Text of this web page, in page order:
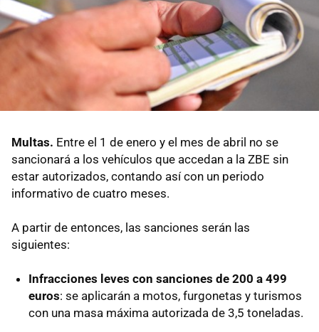
Multas. Entre el 1 de enero y el mes de abril no se
sancionará a los vehículos que accedan a la ZBE sin
estar autorizados, contando así con un periodo
informativo de cuatro meses.
A partir de entonces, las sanciones serán las
siguientes:
Infracciones leves con sanciones de 200 a 499
euros: se aplicarán a motos, furgonetas y turismos
con una masa máxima autorizada de 3,5 toneladas.